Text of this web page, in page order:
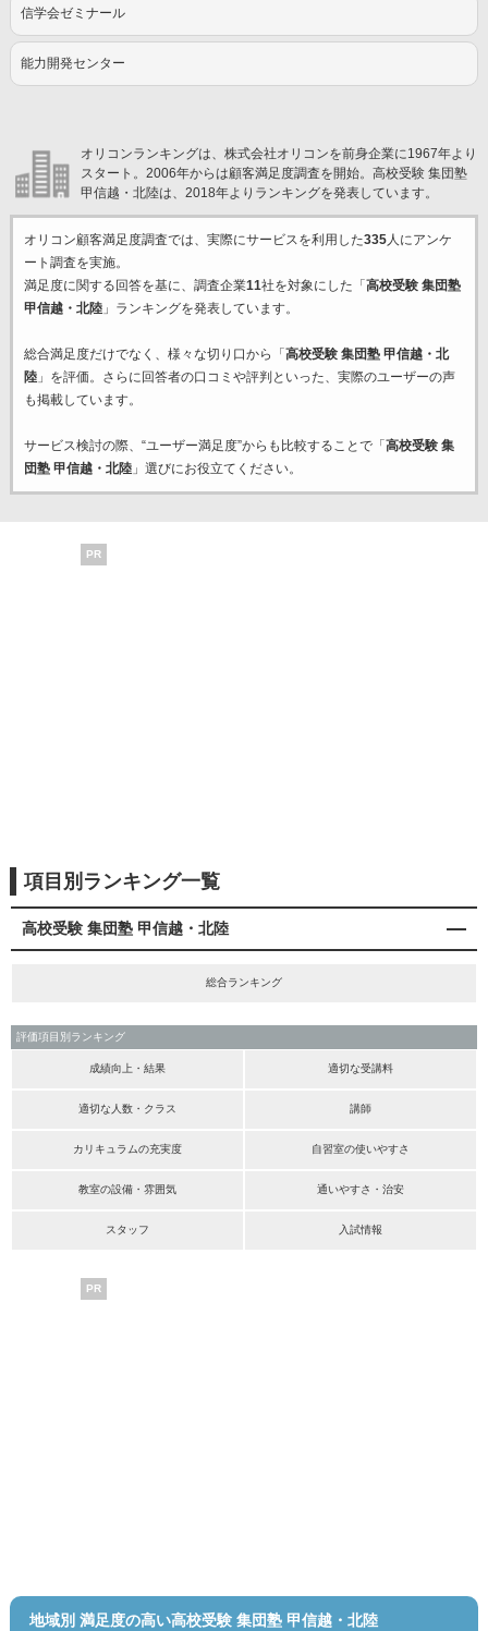
信学会ゼミナール
能力開発センター
オリコンランキングは、株式会社オリコンを前身企業に1967年より
スタート。2006年からは顧客満足度調査を開始。高校受験 集団塾
甲信越・北陸は、2018年よりランキングを発表しています。
オリコン顧客満足度調査では、実際にサービスを利用した335人にアンケ
ート調査を実施。
満足度に関する回答を基に、調査企業11社を対象にした「 高校受験 集団塾
甲信越・北陸」ランキングを発表しています。
総合満足度だけでなく、様々な切り口から「 高校受験 集団塾 甲信越・北
陸」を評価。さらに回答者の口コミや評判といった、実際のユーザーの声
も掲載しています。
サービス検討の際、“ユーザー満足度”からも比較することで「 高校受験 集
団塾 甲信越・北陸」選びにお役立てください。
PR
項目別ランキング一覧
高校受験 集団塾 甲信越・北陸
総合ランキング
評価項目別ランキング
成績向上・結果 適切な受講料
適切な人数・クラス 講師
カリキュラムの充実度 自習室の使いやすさ
教室の設備・雰囲気 通いやすさ・治安
スタッフ 入試情報
PR
地域別 満足度の高い高校受験 集団塾 甲信越・北陸